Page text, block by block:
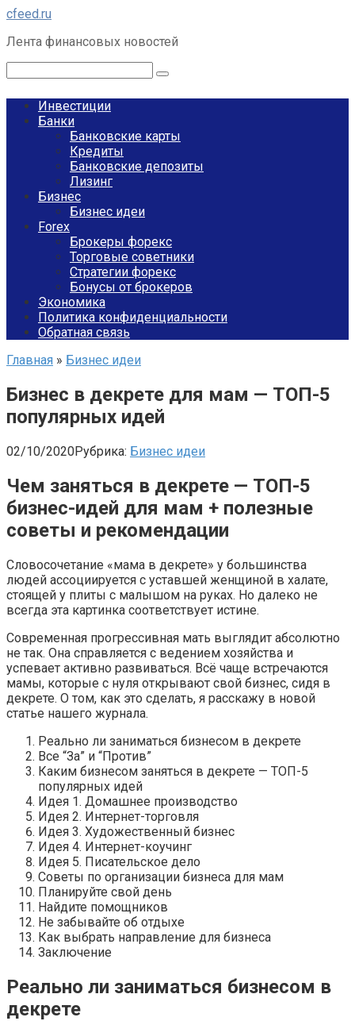
Перейти
контенту
cfeed.ru
Лента финансовых новостей
Инвестиции
Банки
Банковские карты
Кредиты
Банковские депозиты
Лизинг
Бизнес
Бизнес идеи
Forex
Брокеры форекс
Торговые советники
Стратегии форекс
Бонусы от брокеров
Экономика
Политика конфиденциальности
Обратная связь
Главная » Бизнес идеи
Бизнес в декрете для мам — ТОП-5
популярных идей
02/10/2020Рубрика: Бизнес идеи
Чем заняться в декрете — ТОП-5
бизнес-идей для мам + полезные
советы и рекомендации
Словосочетание «мама в декрете» у большинства
людей ассоциируется с уставшей женщиной в халате,
стоящей у плиты с малышом на руках. Но далеко не
всегда эта картинка соответствует истине.
Современная прогрессивная мать выглядит абсолютно
не так. Она справляется с ведением хозяйства и
успевает активно развиваться. Всё чаще встречаются
мамы, которые с нуля открывают свой бизнес, сидя в
декрете. О том, как это сделать, я расскажу в новой
статье нашего журнала.
Реально ли заниматься бизнесом в декрете
Все “За” и “Против”
Каким бизнесом заняться в декрете — ТОП-5
популярных идей
Идея 1. Домашнее производство
Идея 2. Интернет-торговля
Идея 3. Художественный бизнес
Идея 4. Интернет-коучинг
Идея 5. Писательское дело
Советы по организации бизнеса для мам
Планируйте свой день
Найдите помощников
Не забывайте об отдыхе
Как выбрать направление для бизнеса
Заключение
Реально ли заниматься бизнесом в
декрете